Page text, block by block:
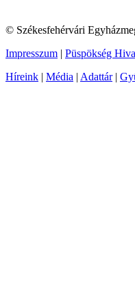
© Székesfehérvári
Impresszum | Püspökség
Híreink | Média | Adattár|